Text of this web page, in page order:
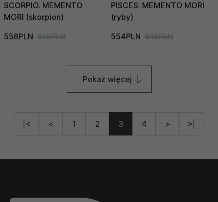
SCORPIO. MEMENTO
MORI (skorpion)
558PLN 619PLN
PISCES. MEMENTO MORI
(ryby)
554PLN 615PLN
Pokaż więcej
|< < 1 2 3 4 > >|